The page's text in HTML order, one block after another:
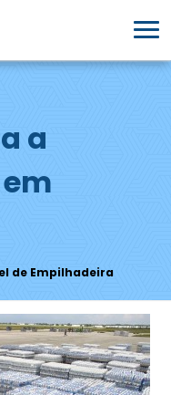
a
de Empilhadeira